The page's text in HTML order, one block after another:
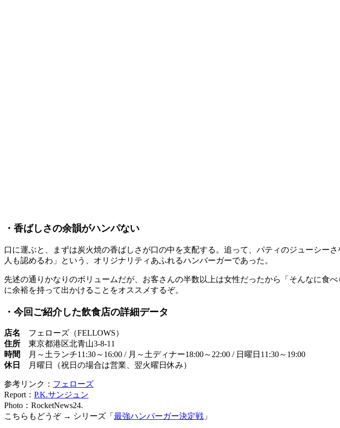
・香ばしさの余韻がハンパない
口に運ぶと、まずは炭火焼の香ばしさが口の中を支配する。追って、パティのジューシーさ
人も認めるわ」という、オリジナリティあふれるハンバーガーであった。
先述の通りかなりのボリュームだが、お客さんの半数以上は女性だったから「そんなに食
に余裕を持って出かけることをオススメするぞ。
・今回ご紹介した飲食店の詳細データ
店名 フェローズ（FELLOWS）
住所 東京都港区北青山3-8-11
時間
月～土ランチ11:30～16:00 / 月～土ディナー18:00～22:00 / 日曜日11:30～19:00
休日
月曜日（祝日の場合は営業、翌火曜日休み）
参考リンク： フェローズ
Report： P.K.サンジュン
Photo：RocketNews24.
こちらもどうぞ → シリーズ「 最強ハンバーガー決定戦 」